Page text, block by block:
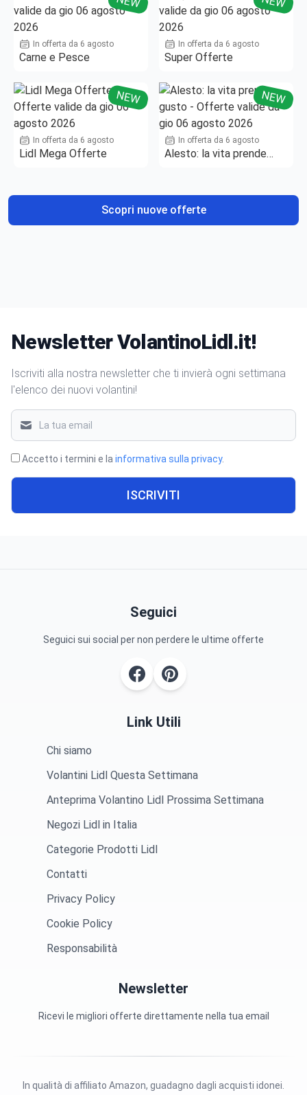
In offerta da 6 agosto
Carne e Pesce
In offerta da 6 agosto
Super Offerte
NEW
In offerta da 6 agosto
Lidl Mega Offerte
NEW
In offerta da 6 agosto
Alesto: la vita prende
Scopri nuove offerte
Newsletter VolantinoLidl.it!
Iscriviti alla nostra newsletter che ti invierà ogni settimana
l'elenco dei nuovi volantini!
Accetto i termini e lainformativa sulla privacy.
ISCRIVITI
Seguici
Seguici sui social per non perdere le ultime offerte
Link Utili
Chi siamo
Volantini Lidl Questa Settimana
Anteprima Volantino Lidl Prossima Settimana
Negozi Lidl in Italia
Categorie Prodotti Lidl
Contatti
Privacy Policy
Cookie Policy
Responsabilità
Newsletter
Ricevi le migliori offerte direttamente nella tua email
In qualità di affiliato Amazon, guadagno dagli acquisti idonei.